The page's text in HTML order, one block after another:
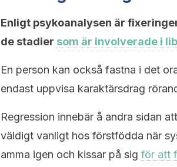
Enligt psykoanalysen är
de stadier som är involverade i
En person kan också fastna i det
endast uppvisa karaktärsdrag
Regression innebär å andra sidan
väldigt vanligt hos förstfödda när
amma igen och kissar på sig för att